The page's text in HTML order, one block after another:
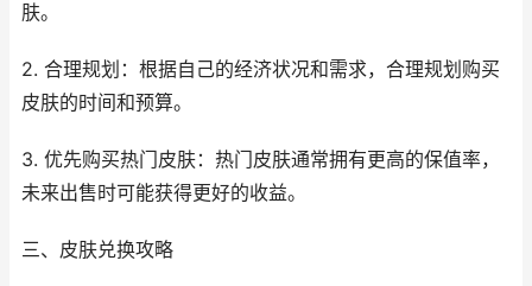
肤。
2. 合理规划：根据自己的经济状况和需求，合理规划购买
皮肤的时间和预算。
3. 优先购买热门皮肤：热门皮肤通常拥有更高的保值率，
未来出售时可能获得更好的收益。
三、皮肤兑换攻略